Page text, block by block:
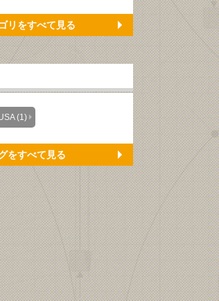
リをすべて見る
(1)
をすべて見る